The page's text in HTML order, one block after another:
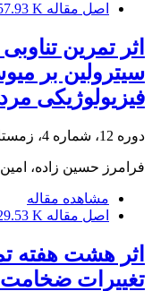
اصل مقاله K
اثر تمرین
سیترولین بر
فیزیولوژیکی
دوره 12، شماره 4، زمستان 1399، صفحه
فرامرز حسین زاده،
مشاهده مقاله
اصل مقاله K
اثر هشت هفته
تغییرات ضخامت